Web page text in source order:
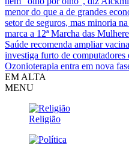
menor do que a de grandes
setor de seguros, mas minoria
marca a 12ª Marcha das
Saúde recomenda ampliar
investiga furto de
Ozonioterapia entra em nova
EM ALTA
MENU
Religião